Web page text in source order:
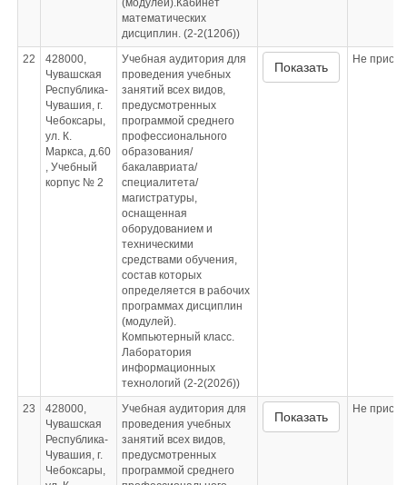
(модулей).Кабинет
математических
дисциплин. (2-2(120б))
22
428000,
Чувашская
Республика-
Чувашия, г.
Чебоксары,
ул. К.
Маркса, д.60
, Учебный
корпус № 2
Учебная аудитория для
проведения учебных
занятий всех видов,
предусмотренных
программой среднего
профессионального
образования/
бакалавриата/
специалитета/
магистратуры,
оснащенная
оборудованием и
техническими
средствами обучения,
состав которых
определяется в рабочих
программах дисциплин
(модулей).
Компьютерный класс.
Лаборатория
информационных
технологий (2-2(202б))
Показать
Не
23
428000,
Чувашская
Республика-
Чувашия, г.
Чебоксары,
Учебная аудитория для
проведения учебных
занятий всех видов,
предусмотренных
программой среднего
Показать
Не